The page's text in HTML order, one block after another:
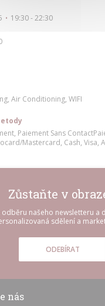
• 19:30 - 22:30
Air Conditioning, WIFI
Paiement Sans
Mastercard, Cash, Visa,
Zůstaňte v
odběru našeho newsletteru a
sdělení a
ODEBÍRAT
nás